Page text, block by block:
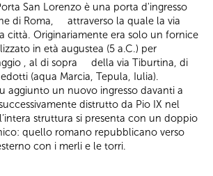
San Lorenzo è una porta d'ingresso
di Roma, attraverso la quale la via
città. Originariamente era solo un fornice
in età augustea (5 a.C.) per
, al di sopra della via Tiburtina, di
(aqua Marcia, Tepula, Iulia).
aggiunto un nuovo ingresso davanti a
distrutto da Pio IX nel
struttura si presenta con un doppio
quello romano repubblicano verso
con i merli e le torri.